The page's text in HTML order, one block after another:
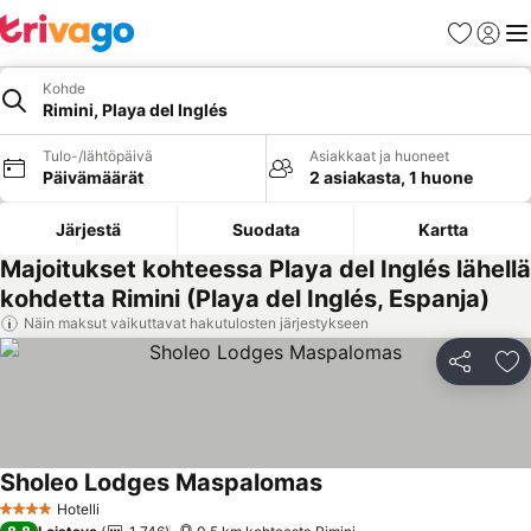
Suosikit
Kohde
Rimini, Playa del Inglés
Tulo-/lähtöpäivä
Päivämäärät
Asiakkaat ja huoneet
2 asiakasta, 1 huone
Järjestä Suodata Kartta
Majoitukset kohteessa Playa del Inglés lähellä
kohdetta Rimini (Playa del Inglés, Espanja)
Näin maksut vaikuttavat hakutulosten järjestykseen
Jaa
4 Tähtiluokitus
Hotelli
Sholeo Lodges Maspalomas